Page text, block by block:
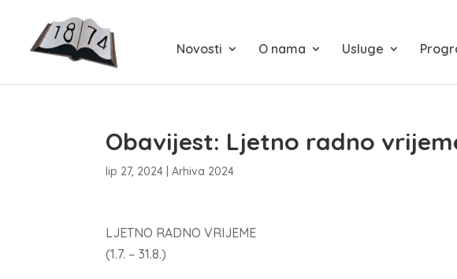
Novosti O nama Usluge
Obavijest: Ljetno radno
lip 27, 2024 |Arhiva 2024
LJETNO RADNO VRIJEME
(1.7. – 31.8.)